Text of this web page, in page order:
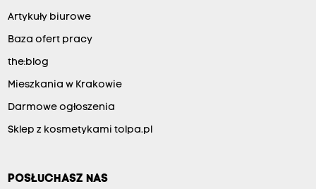
Artykuły biurowe
Baza ofert pracy
the:blog
Mieszkania w Krakowie
Darmowe ogłoszenia
Sklep z kosmetykami tolpa.pl
POSŁUCHASZ NAS